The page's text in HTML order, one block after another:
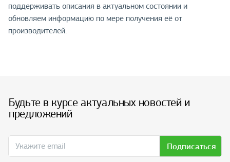
поддерживать описания в актуальном состоянии и
обновляем информацию по мере получения её от
производителей.
Будьте в курсе актуальных новостей и
предложений
Подписаться